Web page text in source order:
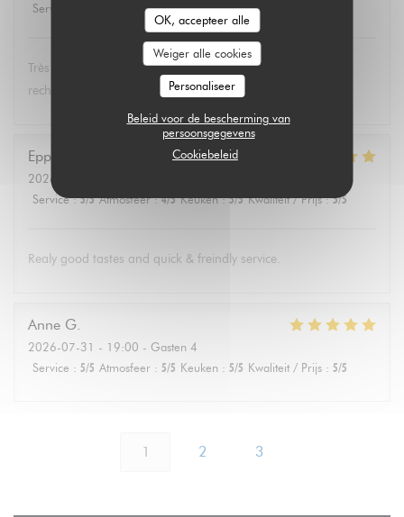
OK, accepteer alle
Weiger alle cookies
Personaliseer
Beleid voor de bescherming van
persoonsgegevens
Cookiebeleid
Service
Atmosfeer: 5/5 Keuken: 5/5 Kwaliteit / Prijs
Très bon et service très agréable. Même mon père (qui
rechigne un peu sur le vegan) a adoré les lasagnes !
Eppo
2026-08-01
Service: 5/5 Atmosfeer: 4/5 Keuken: 5/5 Kwaliteit / Prijs: 5/5
Realy good tastes and quick & freindly service.
Anne G
2026-07-31 - 19:00 - Gasten 4
Service : 5/5 Atmosfeer : 5/5 Keuken : 5/5 Kwaliteit / Prijs : 5/5
1 2 3